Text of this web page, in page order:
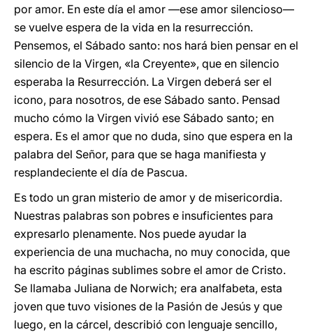
por amor. En este día el amor —ese amor silencioso—
se vuelve espera de la vida en la resurrección.
Pensemos, el Sábado santo: nos hará bien pensar en el
silencio de la Virgen, «la Creyente», que en silencio
esperaba la Resurrección. La Virgen deberá ser el
icono, para nosotros, de ese Sábado santo. Pensad
mucho cómo la Virgen vivió ese Sábado santo; en
espera. Es el amor que no duda, sino que espera en la
palabra del Señor, para que se haga manifiesta y
resplandeciente el día de Pascua.
Es todo un gran misterio de amor y de misericordia.
Nuestras palabras son pobres e insuficientes para
expresarlo plenamente. Nos puede ayudar la
experiencia de una muchacha, no muy conocida, que
ha escrito páginas sublimes sobre el amor de Cristo.
Se llamaba Juliana de Norwich; era analfabeta, esta
joven que tuvo visiones de la Pasión de Jesús y que
luego, en la cárcel, describió con lenguaje sencillo,